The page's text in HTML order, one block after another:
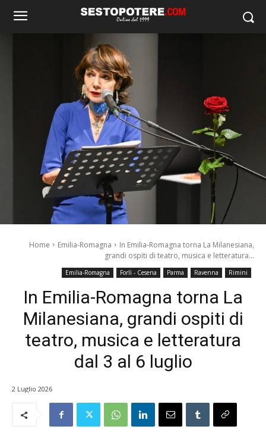
Home Emilia-Romagna
In Emilia-Romagna torna La Milanesiana,
grandi ospiti di teatro, musica e letteratura...
Emilia-Romagna Forlì - Cesena Parma Ravenna Rimini
In Emilia-Romagna torna La
Milanesiana, grandi ospiti di
teatro, musica e letteratura
dal 3 al 6 luglio
2 Luglio 2026